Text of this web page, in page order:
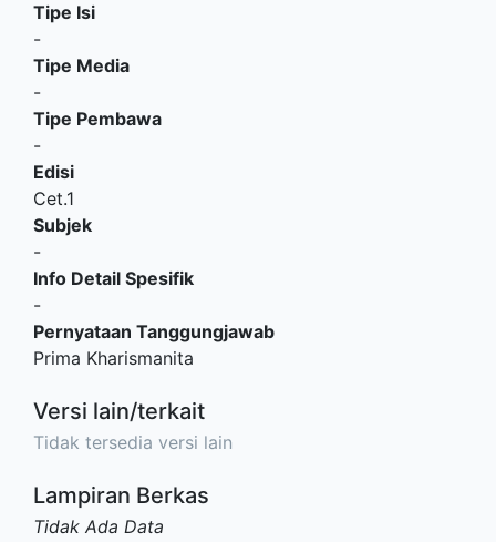
Tipe Isi
-
Tipe Media
-
Tipe Pembawa
-
Edisi
Cet.1
Subjek
-
Info Detail Spesifik
-
Pernyataan Tanggungjawab
Prima Kharismanita
Versi lain/terkait
Tidak tersedia versi lain
Lampiran Berkas
Tidak Ada Data